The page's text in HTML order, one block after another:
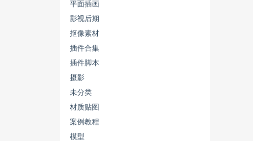
平面插画
影视后期
抠像素材
插件合集
插件脚本
摄影
未分类
材质贴图
案例教程
模型